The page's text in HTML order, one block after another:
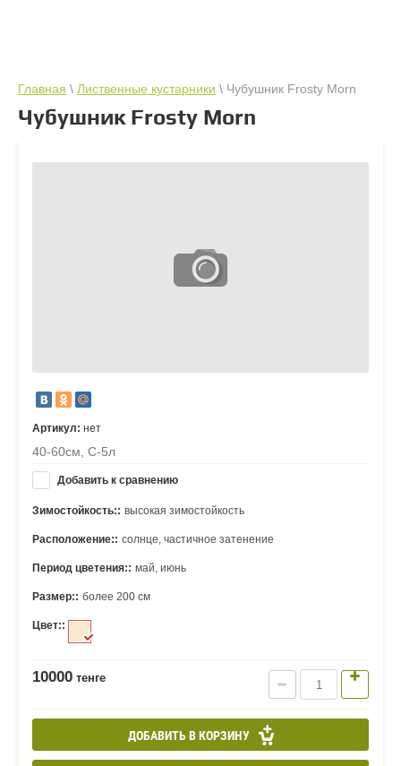
Главная \ Лиственные кустарники \ Чубушник Frosty Morn
Чубушник Frosty Morn
Артикул: нет
40-60см, С-5л
Добавить к сравнению
Зимостойкость:: высокая зимостойкость
Расположение:: солнце, частичное затенение
Период цветения:: май, июнь
Размер:: более 200 см
Цвет::
10000 тенге
ДОБАВИТЬ В КОРЗИНУ